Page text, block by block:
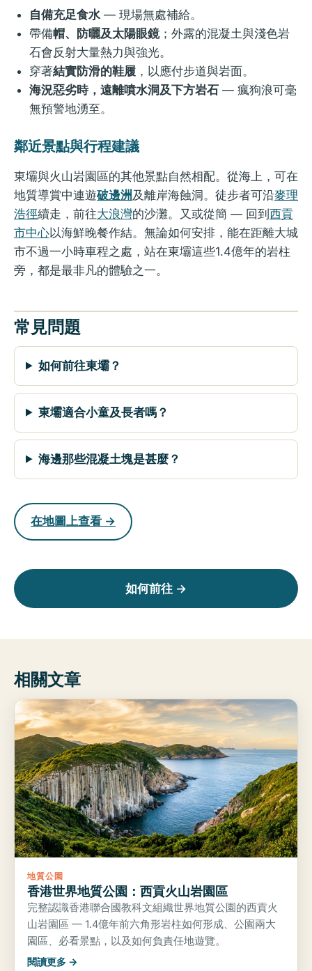
自備充足食水 — 現場無處補給。
帶備帽、防曬及太陽眼鏡；外露的混凝土與淺色岩
石會反射大量熱力與強光。
穿著結實防滑的鞋履 ，以應付步道與岩面。
海況惡劣時，遠離噴水洞及下方岩石 — 瘋狗浪可毫
無預警地湧至。
鄰近景點與行程建議
東壩與火山岩園區的其他景點自然相配。從海上，可在
地質導賞中連遊破邊洲及離岸海蝕洞。徒步者可沿麥理
浩徑續走，前往大浪灣的沙灘。又或從簡 — 回到 西貢
市中心以海鮮晚餐作結。無論如何安排，能在距離大城
市不過一小時車程之處，站在東壩這些1.4億年的岩柱
旁，都是最非凡的體驗之一。
常見問題
如何前往東壩？
東壩適合小童及長者嗎？
海邊那些混凝土塊是甚麼？
在地圖上查看 →
如何前往 →
相關文章
地質公園
香港世界地質公園：西貢火山岩園區
完整認識香港聯合國教科文組織世界地質公園的西貢火
山岩園區 — 1.4億年前六角形岩柱如何形成、公園兩大
園區、必看景點，以及如何負責任地遊覽。
閱讀更多 →